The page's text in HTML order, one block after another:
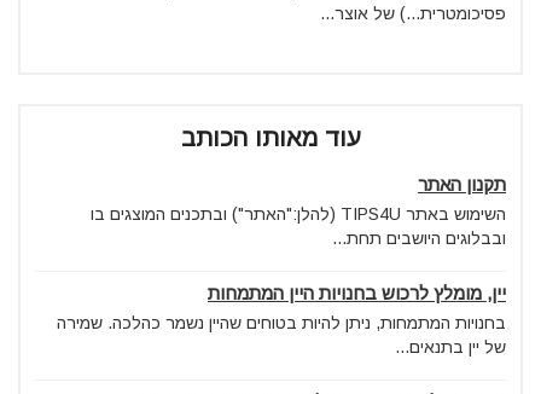
פסיכומטרית...) של אוצר...
עוד מאותו הכותב
תקנון האתר
השימוש באתר TIPS4U (להלן:"האתר") ובתכנים המוצגים בו
ובבלוגים היושבים תחת...
יין, מומלץ לרכוש בחנויות היין המתמחות
בחנויות המתמחות, ניתן להיות בטוחים שהיין נשמר כהלכה. שמירה
של יין בתנאים...